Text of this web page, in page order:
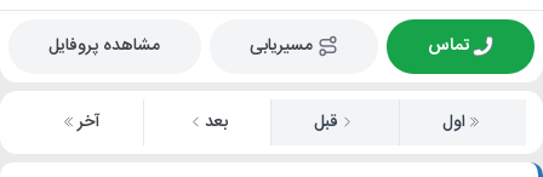
تماس مسیریابی مشاهده پروفایل
اول قبل بعد آخر